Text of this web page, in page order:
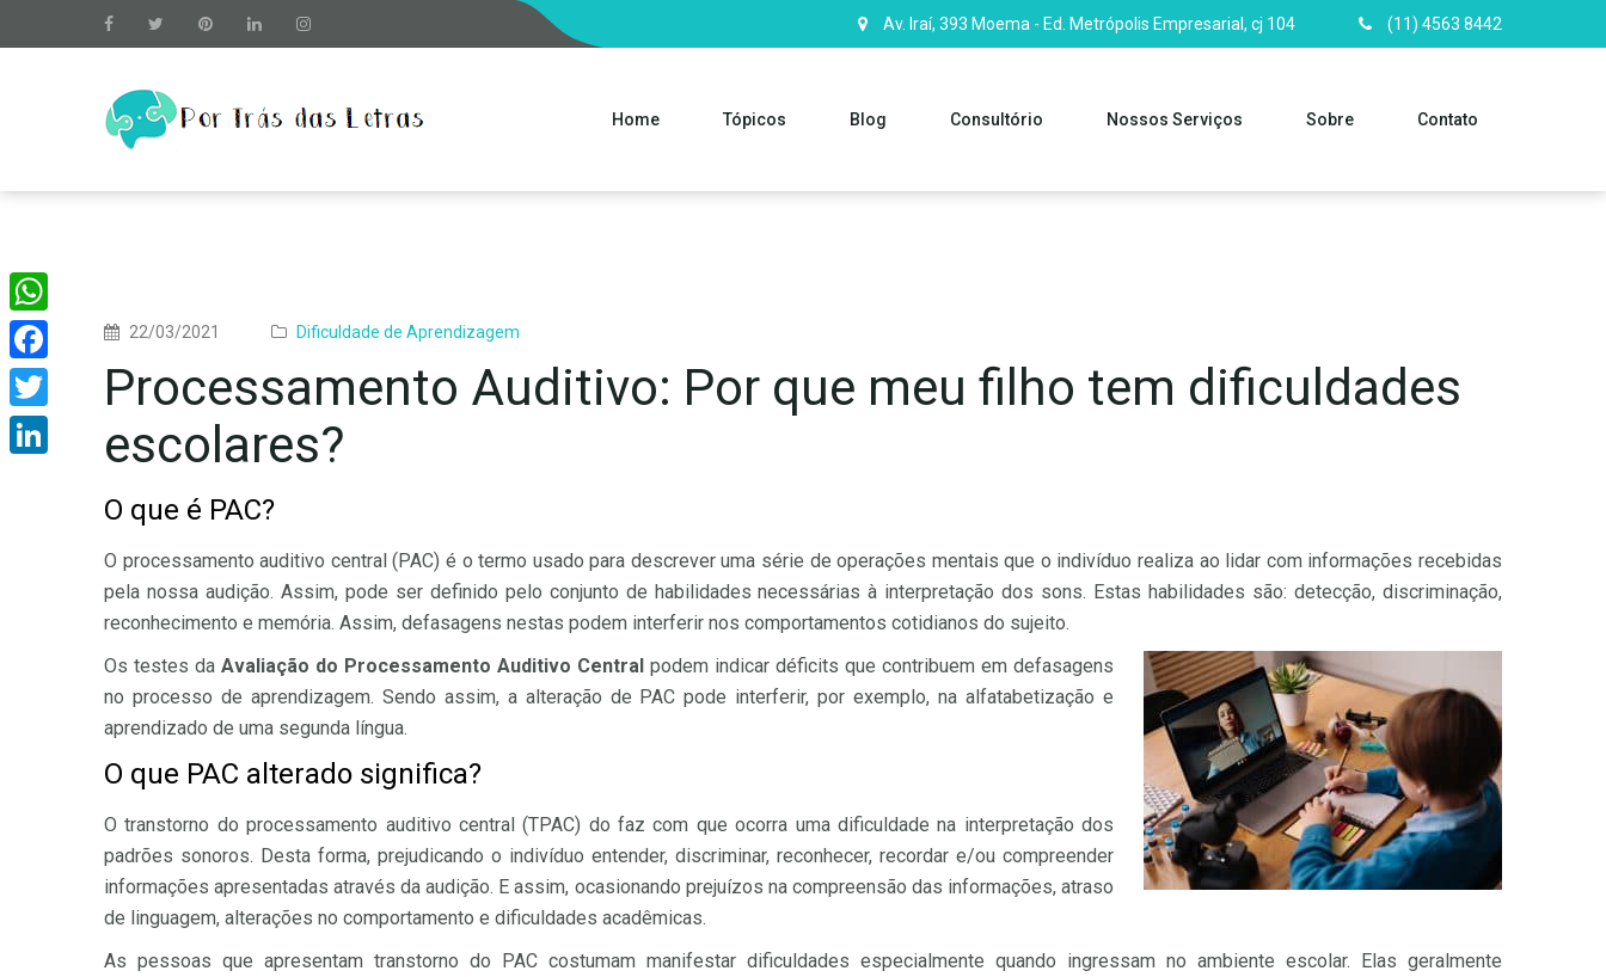
Av. Iraí, 393 Moema - Ed. Metrópolis Empresarial, cj 104 (11) 4563 8442
Home Tópicos Blog Consultório Nossos Serviços Sobre Contato
22/03/2021 Dificuldade de Aprendizagem
Processamento Auditivo: Por que meu filho tem dificuldades
escolares?
O que é PAC?
O processamento auditivo central (PAC) é o termo usado para descrever uma série de operações mentais que o indivíduo realiza ao lidar com informações recebidas
pela nossa audição. Assim, pode ser definido pelo conjunto de habilidades necessárias à interpretação dos sons. Estas habilidades são: detecção, discriminação,
reconhecimento e memória. Assim, defasagens nestas podem interferir nos comportamentos cotidianos do sujeito.
Os testes da Avaliação do Processamento Auditivo Central podem indicar déficits que contribuem em defasagens
no processo de aprendizagem. Sendo assim, a alteração de PAC pode interferir, por exemplo, na alfatabetização e
aprendizado de uma segunda língua.
O que PAC alterado significa?
O transtorno do processamento auditivo central (TPAC) do faz com que ocorra uma dificuldade na interpretação dos
padrões sonoros. Desta forma, prejudicando o indivíduo entender, discriminar, reconhecer, recordar e/ou compreender
informações apresentadas através da audição. E assim, ocasionando prejuízos na compreensão das informações, atraso
de linguagem, alterações no comportamento e dificuldades acadêmicas.
As pessoas que apresentam transtorno do PAC costumam manifestar dificuldades especialmente quando ingressam no ambiente escolar. Elas geralmente
WhatsApp
Facebook
Twitter